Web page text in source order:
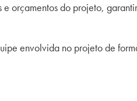
orçamentos do projeto,
envolvida no projeto de